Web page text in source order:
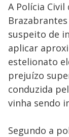
A Polícia
suspeito de
aplicar
estelionato
prejuízo
conduzida
vinha sendo
Segundo a